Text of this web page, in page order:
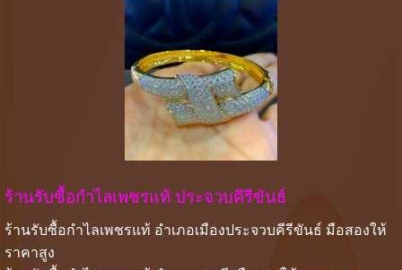
ร้านรับซื้อกำไลเพชรแท้ ประจวบคีรีขันธ์
ร้านรับซื้อกำไลเพชรแท้ อำเภอเมืองประจวบคีรีขันธ์ มือสองให้
ราคาสูง